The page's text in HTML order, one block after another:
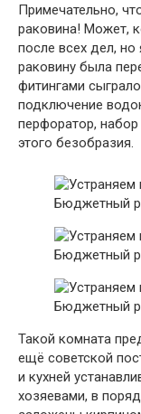
Примечательно,
раковина! Может,
после всех дел,
раковину была
фитингами
подключение
перфоратор,
этого безобразия.
Такой комната
ещё советской
и кухней
хозяевами, в